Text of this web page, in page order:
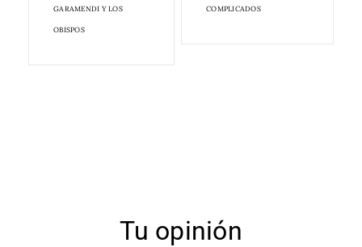
GARAMENDI Y LOS
OBISPOS
COMPLICADOS
Tu opinión